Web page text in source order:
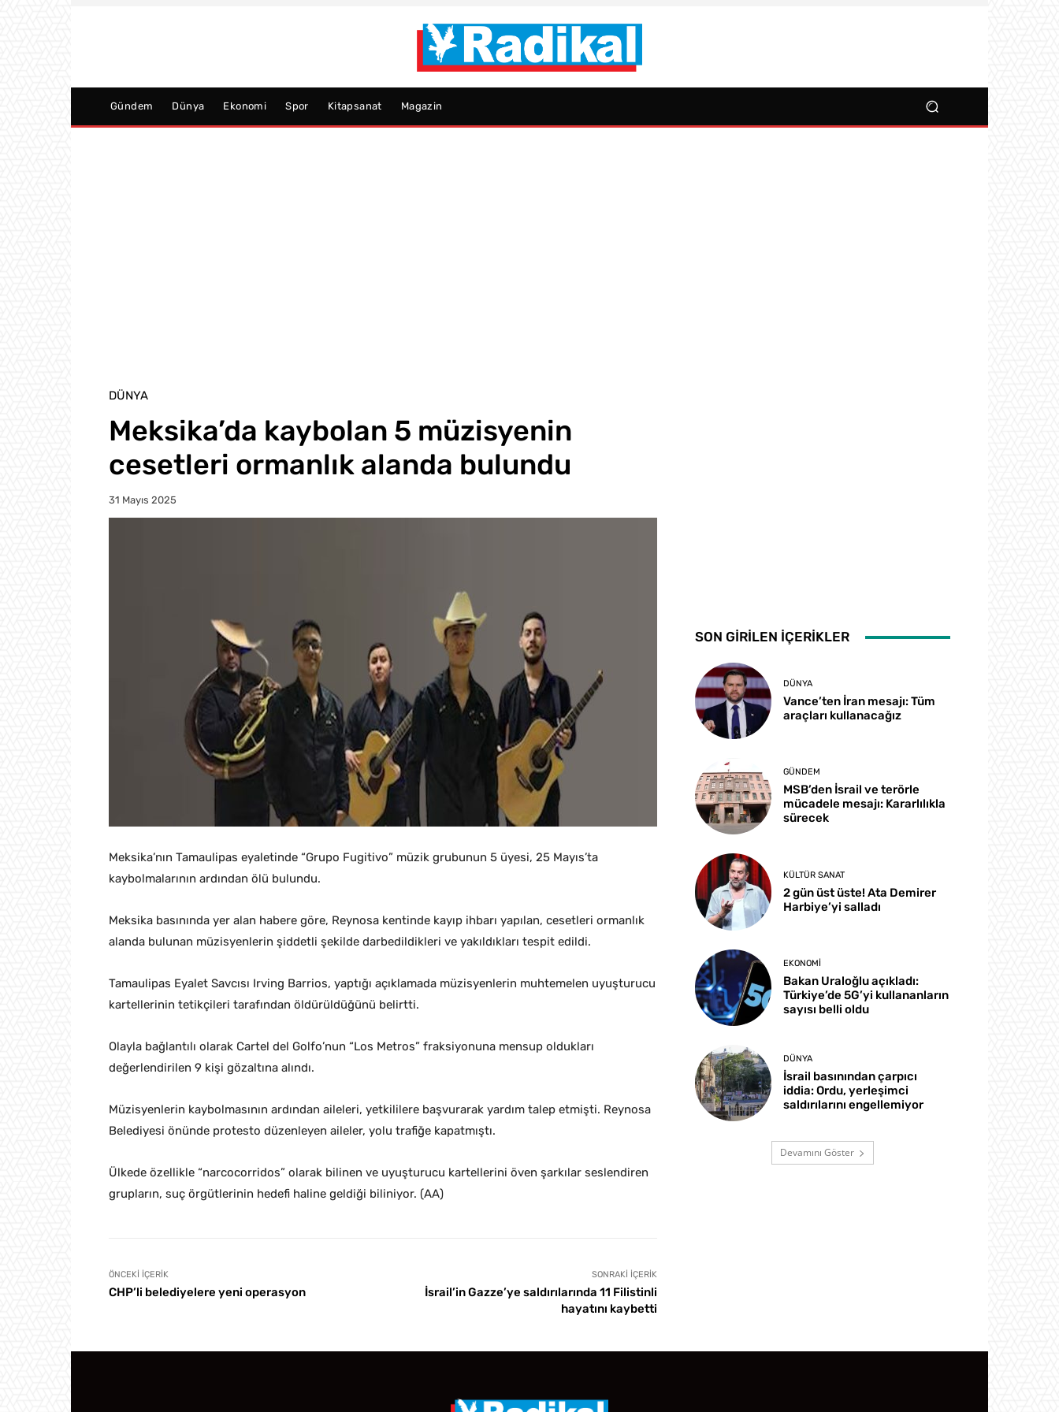
Gündem Dünya Ekonomi Spor Kitapsanat Magazin
DÜNYA
Meksika’da kaybolan 5 müzisyenin
cesetleri ormanlık alanda bulundu
31 Mayıs 2025
Meksika’nın Tamaulipas eyaletinde “Grupo Fugitivo” müzik grubunun 5 üyesi, 25 Mayıs’ta
kaybolmalarının ardından ölü bulundu.
Meksika basınında yer alan habere göre, Reynosa kentinde kayıp ihbarı yapılan, cesetleri ormanlık
alanda bulunan müzisyenlerin şiddetli şekilde darbedildikleri ve yakıldıkları tespit edildi.
Tamaulipas Eyalet Savcısı Irving Barrios, yaptığı açıklamada müzisyenlerin muhtemelen uyuşturucu
kartellerinin tetikçileri tarafından öldürüldüğünü belirtti.
Olayla bağlantılı olarak Cartel del Golfo’nun “Los Metros” fraksiyonuna mensup oldukları
değerlendirilen 9 kişi gözaltına alındı.
Müzisyenlerin kaybolmasının ardından aileleri, yetkililere başvurarak yardım talep etmişti. Reynosa
Belediyesi önünde protesto düzenleyen aileler, yolu trafiğe kapatmıştı.
Ülkede özellikle “narcocorridos” olarak bilinen ve uyuşturucu kartellerini öven şarkılar seslendiren
grupların, suç örgütlerinin hedefi haline geldiği biliniyor. (AA)
ÖNCEKI İÇERIK
CHP’li belediyelere yeni operasyon
SONRAKI İÇERIK
İsrail’in Gazze’ye saldırılarında 11 Filistinli
hayatını kaybetti
SON GİRİLEN İÇERİKLER
DÜNYA
Vance’ten İran mesajı: Tüm
araçları kullanacağız
GÜNDEM
MSB’den İsrail ve terörle
mücadele mesajı: Kararlılıkla
sürecek
KÜLTÜR SANAT
2 gün üst üste! Ata Demirer
Harbiye’yi salladı
EKONOMI
Bakan Uraloğlu açıkladı:
Türkiye’de 5G’yi kullananların
sayısı belli oldu
DÜNYA
İsrail basınından çarpıcı
iddia: Ordu, yerleşimci
saldırılarını engellemiyor
Devamını Göster